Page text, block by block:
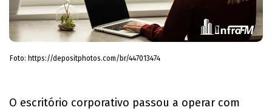
Foto: https://depositphotos.com/br/447013474
O escritório corporativo passou a operar com